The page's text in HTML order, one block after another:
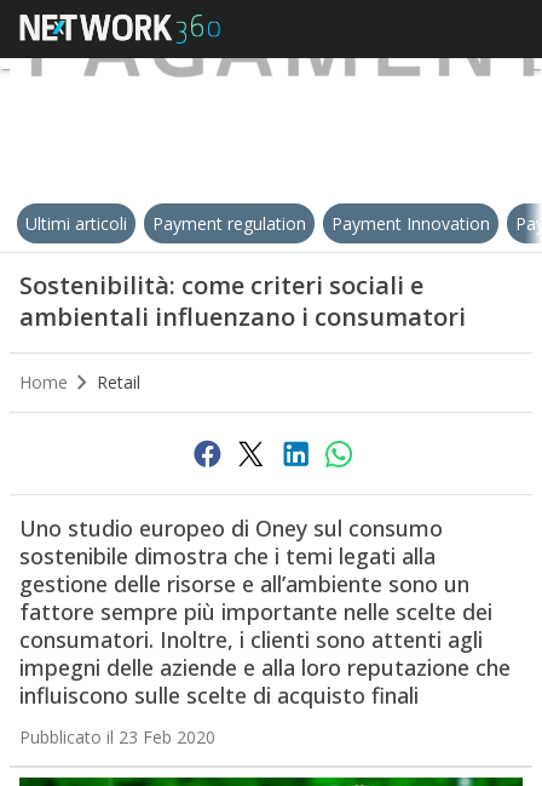
Ultimi articoli Payment regulation Payment Innovation
Sostenibilità: come criteri sociali e
ambientali influenzano i consumatori
Home Retail
Uno studio europeo di Oney sul consumo
sostenibile dimostra che i temi legati alla
gestione delle risorse e all’ambiente sono un
fattore sempre più importante nelle scelte dei
consumatori. Inoltre, i clienti sono attenti agli
impegni delle aziende e alla loro reputazione che
influiscono sulle scelte di acquisto finali
Pubblicato il 23 Feb 2020